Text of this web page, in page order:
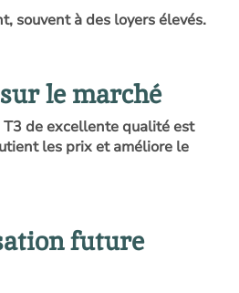
souvent à des loyers élevés.
le marché
T3 de excellente qualité est
les prix et améliore le
future